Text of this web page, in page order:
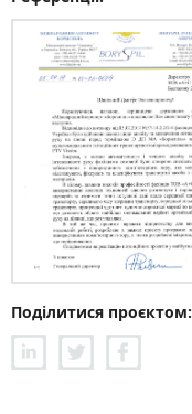
Поділитися проєктом: